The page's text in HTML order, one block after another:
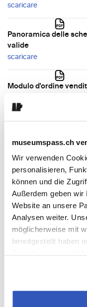
museumspass.ch
Wir verwenden
personalisieren,
können und die
Außerdem geben wir
Website an unsere
Analysen weiter.
möglicherweise mit
bereitgestellt haben
scaricare
Panoramica delle
valide
scaricare
Modulo d'ordine
scaricare
pubblicitario
Modulo online
Manuale del listino
Digitalizzazione
necessarie per la